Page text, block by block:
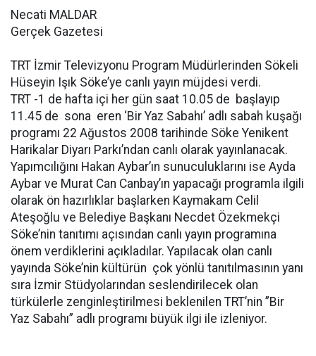
Necati MALDAR
Gerçek Gazetesi
TRT İzmir Televizyonu Program Müdürlerinden Sökeli
Hüseyin Işık Söke’ye canlı yayın müjdesi verdi.
TRT -1 de hafta içi her gün saat 10.05 de başlayıp
11.45 de sona eren ‘Bir Yaz Sabahı’ adlı sabah kuşağı
programı 22 Ağustos 2008 tarihinde Söke Yenikent
Harikalar Diyarı Parkı’ndan canlı olarak yayınlanacak.
Yapımcılığını Hakan Aybar’ın sunuculuklarını ise Ayda
Aybar ve Murat Can Canbay’ın yapacağı programla ilgili
olarak ön hazırlıklar başlarken Kaymakam Celil
Ateşoğlu ve Belediye Başkanı Necdet Özekmekçi
Söke’nin tanıtımı açısından canlı yayın programına
önem verdiklerini açıkladılar. Yapılacak olan canlı
yayında Söke’nin kültürün çok yönlü tanıtılmasının yanı
sıra İzmir Stüdyolarından seslendirilecek olan
türkülerle zenginleştirilmesi beklenilen TRT’nin ”Bir
Yaz Sabahı” adlı programı büyük ilgi ile izleniyor.